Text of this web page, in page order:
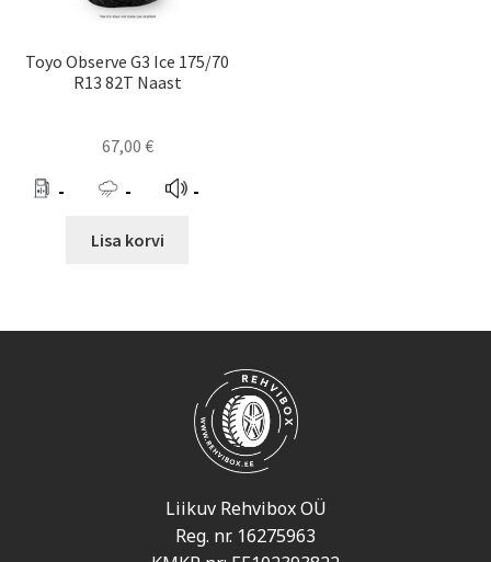
Toyo Observe G3 Ice 175/70
R13 82T Naast
67,00 €
- - -
Lisa korvi
Liikuv Rehvibox OÜ
Reg. nr. 16275963